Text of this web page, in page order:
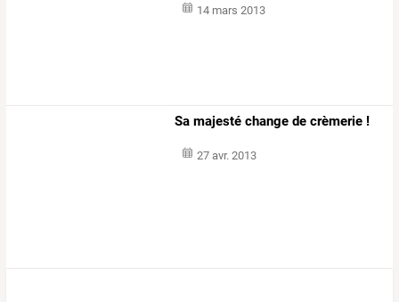
14 mars 2013
Sa majesté change de crèmerie !
27 avr. 2013